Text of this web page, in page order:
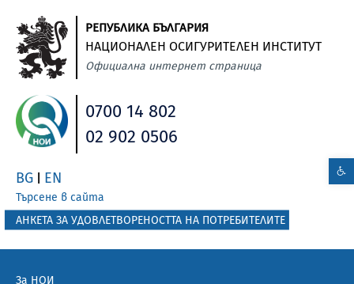
РЕПУБЛИКА БЪЛГАРИЯ
НАЦИОНАЛЕН ОСИГУРИТЕЛЕН ИНСТИТУТ
Официална интернет страница
0700 14 802
02 902 0506
BG EN
Търсене в сайта
АНКЕТА ЗА УДОВЛЕТВОРЕНОСТТА НА ПОТРЕБИТЕЛИТЕ
За НОИ